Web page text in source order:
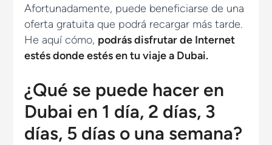
Afortunadamente, puede beneficiarse de una
oferta gratuita que podrá recargar más tarde.
He aquí cómo, podrás disfrutar de Internet
estés donde estés en tu viaje a Dubai.
¿Qué se puede hacer en
Dubai en 1 día, 2 días, 3
días, 5 días o una semana?